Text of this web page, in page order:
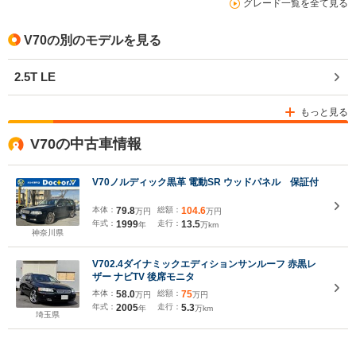
グレード一覧を全て見る
V70の別のモデルを見る
2.5T LE
もっと見る
V70の中古車情報
神奈川県
V70ノルディック黒革 電動SR ウッドパネル 保証付
本体： 79.8万円
年式： 1999年
総額： 104.6万円
走行： 13.5万km
埼玉県
V702.4ダイナミックエディションサンルーフ 赤黒レ
ザー ナビTV 後席モニタ
本体： 58.0万円
年式： 2005年
総額： 75万円
走行： 5.3万km